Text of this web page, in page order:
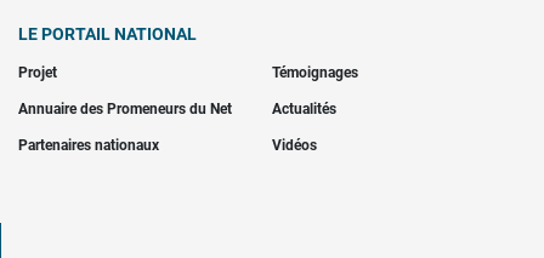
LE PORTAIL NATIONAL
Projet Témoignages
Annuaire des Promeneurs du Net Actualités
Partenaires nationaux Vidéos